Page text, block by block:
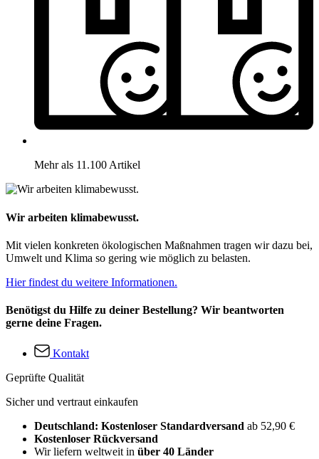
Mehr als 11.100 Artikel
Wir arbeiten klimabewusst.
Mit vielen konkreten ökologischen Maßnahmen tragen wir dazu bei,
Umwelt und Klima so gering wie möglich zu belasten.
Hier findest du weitere Informationen.
Benötigst du Hilfe zu deiner Bestellung? Wir beantworten
gerne deine Fragen.
Kontakt
Geprüfte Qualität
Sicher und vertraut einkaufen
Deutschland: Kostenloser Standardversand ab 52,90 €
Kostenloser Rückversand
Wir liefern weltweit in über 40 Länder